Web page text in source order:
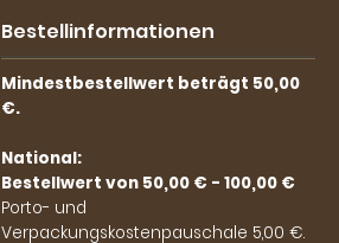
Bestellinformationen
Mindestbestellwert beträgt 50,00
€.
National:
Bestellwert von 50,00 € - 100,00 €
Porto- und
Verpackungskostenpauschale 5,00 €.